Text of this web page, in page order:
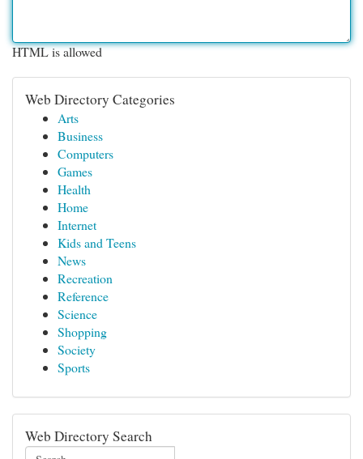
HTML is allowed
Web Directory Categories
Arts
Business
Computers
Games
Health
Home
Internet
Kids and Teens
News
Recreation
Reference
Science
Shopping
Society
Sports
Web Directory Search